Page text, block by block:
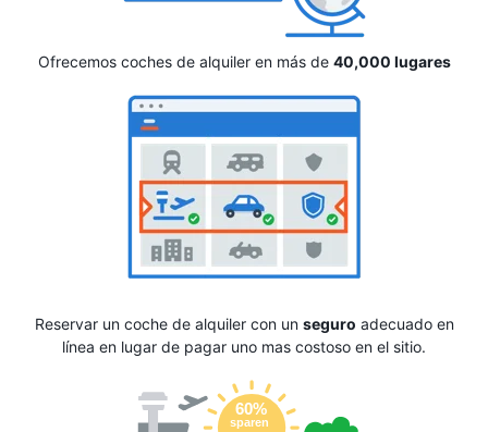
Ofrecemos coches de alquiler en más de 40,000 lugares
Reservar un coche de alquiler con un seguro adecuado en
línea en lugar de pagar uno mas costoso en el sitio.